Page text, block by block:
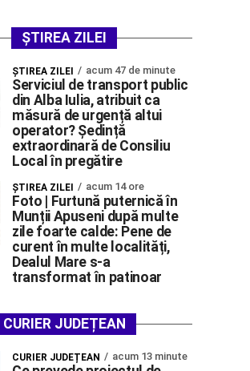
ȘTIREA ZILEI
ŞTIREA ZILEI acum 47 de minute
Serviciul de transport public
din Alba Iulia, atribuit ca
măsură de urgență altui
operator? Ședință
extraordinară de Consiliu
Local în pregătire
ŞTIREA ZILEI acum 14 ore
Foto | Furtună puternică în
Munții Apuseni după multe
zile foarte calde: Pene de
curent în multe localități,
Dealul Mare s-a
transformat în patinoar
CURIER JUDEȚEAN
CURIER JUDEȚEAN acum 13 minute